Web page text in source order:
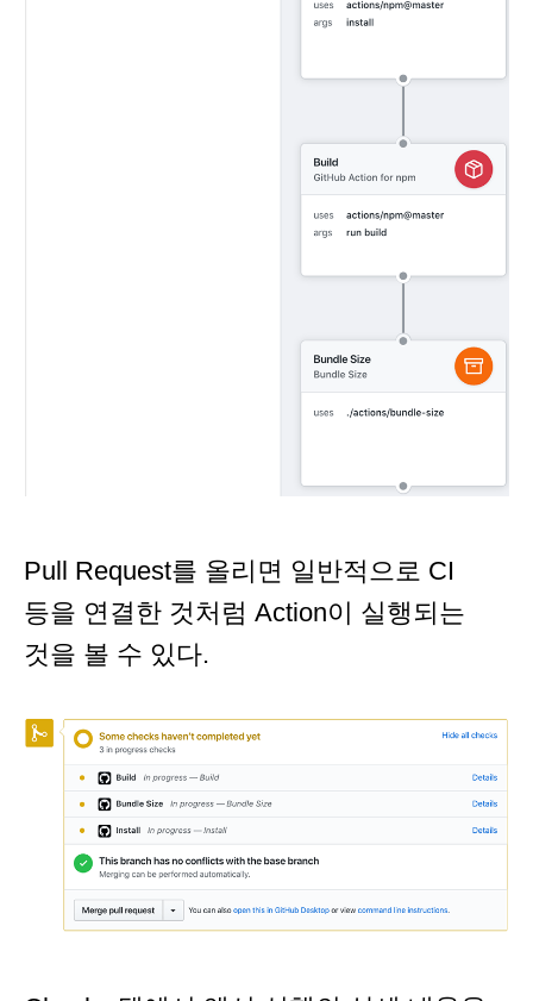
Pull Request를 올리면 일반적으로 CI
등을 연결한 것처럼 Action이 실행되는
것을 볼 수 있다.